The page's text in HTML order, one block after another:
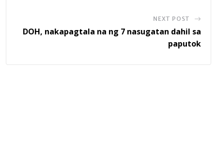
NEXT POST
DOH, nakapagtala na ng 7 nasugatan dahil sa
paputok